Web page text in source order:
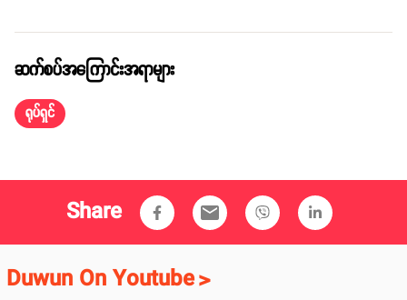
ဆက်စပ်အကြောင်းအရာများ
ရုပ်ရှင်
Share email
Duwun On Youtube>